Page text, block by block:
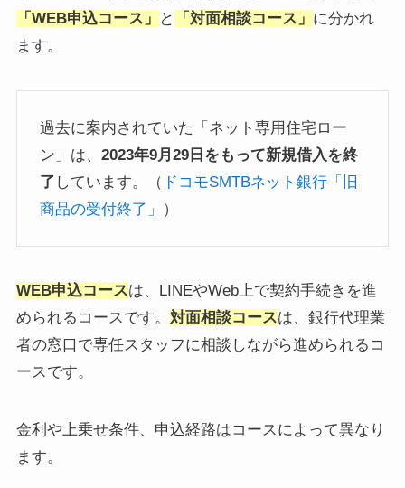
「WEB申込コース」
と 「対面相談コース」 に分かれ
ます。
過去に案内されていた「ネット専用住宅ロー
ン」は、2023年9月29日をもって新規借入を終
了 しています。（ ドコモSMTBネット銀行「旧
商品の受付終了」 ）
WEB申込コースは、LINEやWeb上で契約手続きを進
められるコースです。 対面相談コースは、銀行代理業
者の窓口で専任スタッフに相談しながら進められるコ
ースです。
金利や上乗せ条件、申込経路はコースによって異なり
ます。